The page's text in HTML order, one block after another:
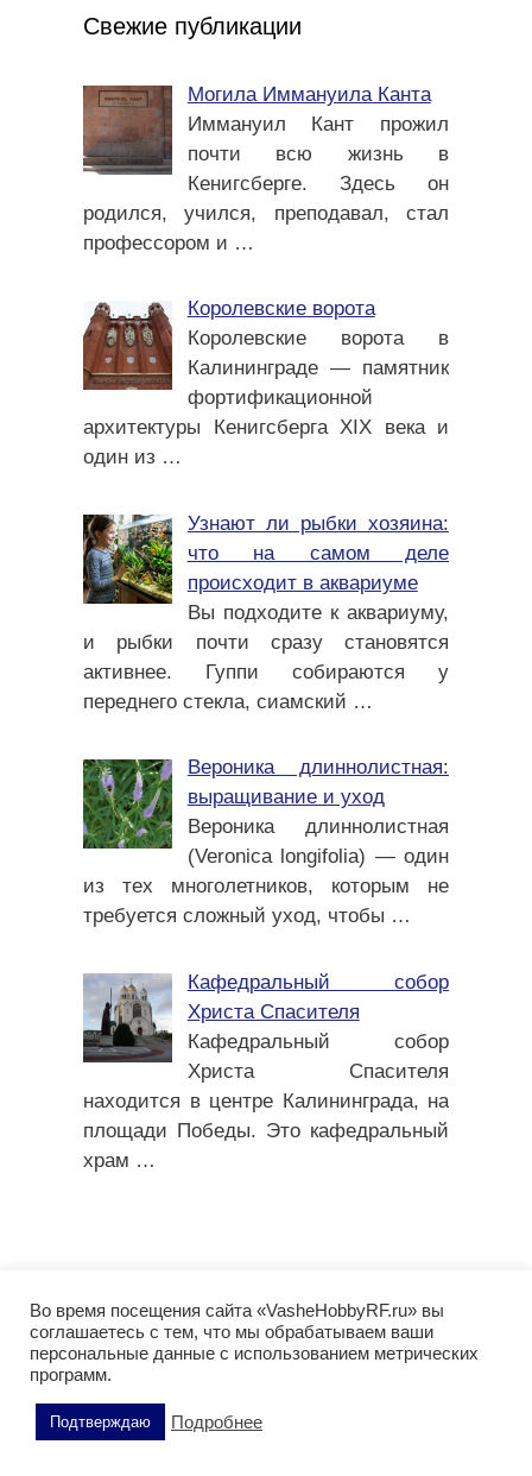
Свежие публикации
Могила Иммануила Канта
Иммануил Кант прожил
почти всю жизнь в
Кенигсберге. Здесь он
родился, учился, преподавал, стал
профессором и …
Королевские ворота
Королевские ворота в
Калининграде — памятник
фортификационной
архитектуры Кенигсберга XIX века и
один из …
Узнают ли рыбки хозяина:
что на самом деле
происходит в аквариуме
Вы подходите к аквариуму,
и рыбки почти сразу становятся
активнее. Гуппи собираются у
переднего стекла, сиамский …
Вероника длиннолистная:
выращивание и уход
Вероника длиннолистная
(Veronica longifolia) — один
из тех многолетников, которым не
требуется сложный уход, чтобы …
Кафедральный собор
Христа Спасителя
Кафедральный собор
Христа Спасителя
находится в центре Калининграда, на
площади Победы. Это кафедральный
храм …
Актуально
Во время посещения сайта «VasheHobbyRF.ru» вы
соглашаетесь с тем, что мы обрабатываем ваши
персональные данные с использованием метрических
программ.
Подтверждаю Подробнее